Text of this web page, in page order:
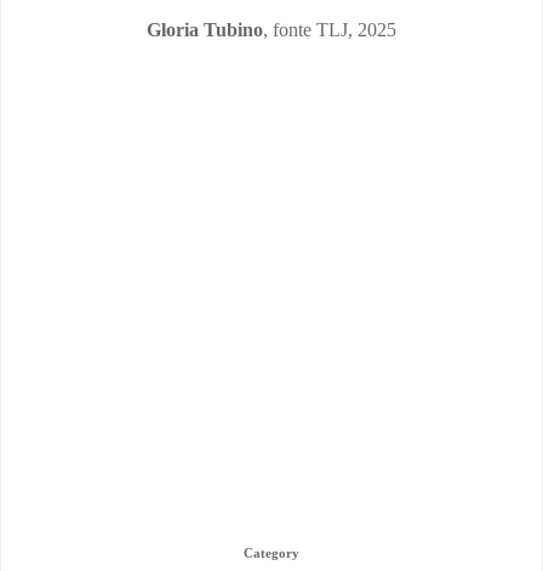
Gloria Tubino, fonte TLJ, 2025
Category